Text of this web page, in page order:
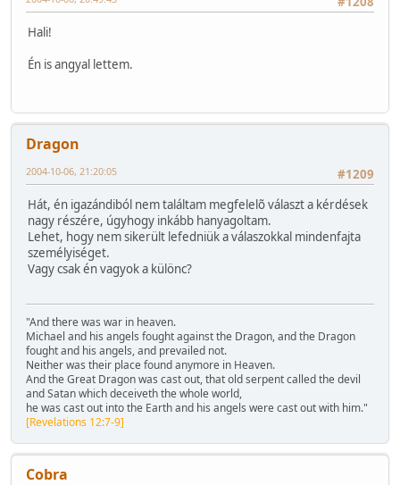
Hali!
Én is angyal lettem.
Dragon
#1209
2004-10-06, 21:20:05
Hát, én igazándiból nem találtam megfelelõ választ a kérdések
nagy részére, úgyhogy inkább hanyagoltam.
Lehet, hogy nem sikerült lefedniük a válaszokkal mindenfajta
személyiséget.
Vagy csak én vagyok a különc?
"And there was war in heaven.
Michael and his angels fought against the Dragon, and the Dragon
fought and his angels, and prevailed not.
Neither was their place found anymore in Heaven.
And the Great Dragon was cast out, that old serpent called the devil
and Satan which deceiveth the whole world,
he was cast out into the Earth and his angels were cast out with him."
[Revelations 12:7-9]
Cobra